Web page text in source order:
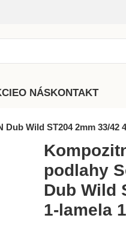
O NÁSKONTAKT
Wild ST204 2mm 33/42
podlahy
Dub Wild
1-lamela